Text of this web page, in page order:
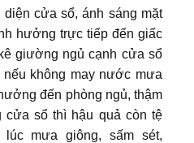
cửa sổ, ánh sáng mặt
hưởng trực tiếp đến giấc
giường ngủ cạnh cửa sổ
không may nước mưa
đến phòng ngủ, thậm
cửa sổ thì hậu quả còn tệ
mưa giông, sấm sét,